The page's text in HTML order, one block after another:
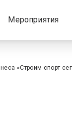
Мероприятия
«Строим спорт